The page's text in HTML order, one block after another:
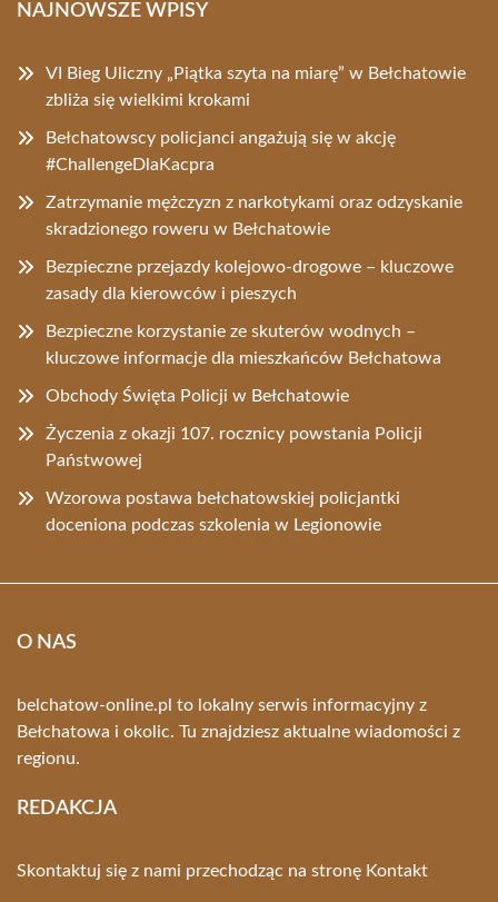
NAJNOWSZE WPISY
VI Bieg Uliczny „Piątka szyta na miarę” w Bełchatowie
zbliża się wielkimi krokami
Bełchatowscy policjanci angażują się w akcję
#ChallengeDlaKacpra
Zatrzymanie mężczyzn z narkotykami oraz odzyskanie
skradzionego roweru w Bełchatowie
Bezpieczne przejazdy kolejowo-drogowe – kluczowe
zasady dla kierowców i pieszych
Bezpieczne korzystanie ze skuterów wodnych –
kluczowe informacje dla mieszkańców Bełchatowa
Obchody Święta Policji w Bełchatowie
Życzenia z okazji 107. rocznicy powstania Policji
Państwowej
Wzorowa postawa bełchatowskiej policjantki
doceniona podczas szkolenia w Legionowie
O NAS
belchatow-online.pl to lokalny serwis informacyjny z
Bełchatowa i okolic. Tu znajdziesz aktualne wiadomości z
regionu.
REDAKCJA
Skontaktuj się z nami przechodząc na stronę Kontakt